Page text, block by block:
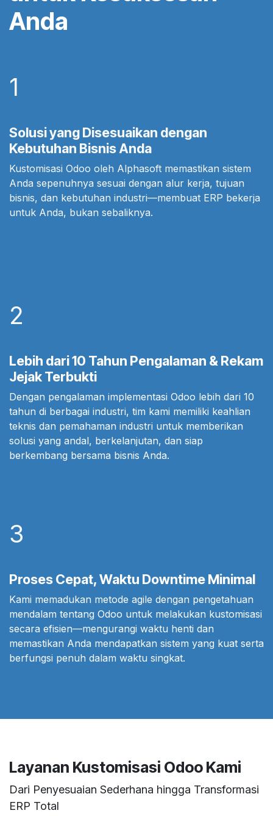
Anda
1
Solusi yang Disesuaikan dengan
Kebutuhan Bisnis Anda
Kustomisasi Odoo oleh Alphasoft memastikan sistem
Anda sepenuhnya sesuai dengan alur kerja, tujuan
bisnis, dan kebutuhan industri—membuat ERP bekerja
untuk Anda, bukan sebaliknya.
2
Lebih dari 10 Tahun Pengalaman & Rekam
Jejak Terbukti
Dengan pengalaman implementasi Odoo lebih dari 10
tahun di berbagai industri, tim kami memiliki keahlian
teknis dan pemahaman industri untuk memberikan
solusi yang andal, berkelanjutan, dan siap
berkembang bersama bisnis Anda.
3
Proses Cepat, Waktu Downtime Minimal
Kami memadukan metode agile dengan pengetahuan
mendalam tentang Odoo untuk melakukan kustomisasi
secara efisien—mengurangi waktu henti dan
memastikan Anda mendapatkan sistem yang kuat serta
berfungsi penuh dalam waktu singkat.
Layanan Kustomisasi Odoo Kami
Dari Penyesuaian Sederhana hingga Transformasi
ERP Total